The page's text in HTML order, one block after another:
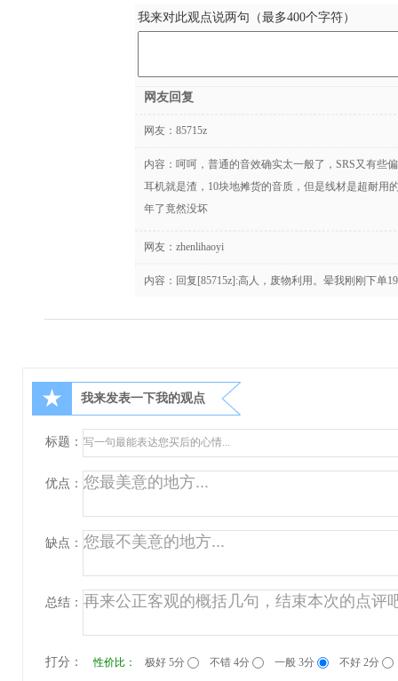
我来对此观点说两句（最多400个字符）
网友回复
网友： 85715z
内容：呵呵，普通的音效确实太一般了，SRS又有些
耳机就是渣，10块地摊货的音质，但是线材是超耐用
年了竟然没坏
网友： zhenlihaoyi
内容：回复[85715z]:高人，废物利用。晕我刚刚下单
★ 我来发表一下我的观点
标题：
优点：
缺点：
总结：
打分： 性价比： 极好 5分 不错 4分 一般 3分 不好 2分